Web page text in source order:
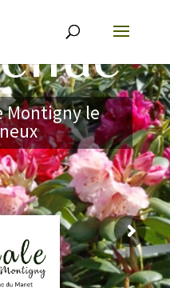
Montigny le